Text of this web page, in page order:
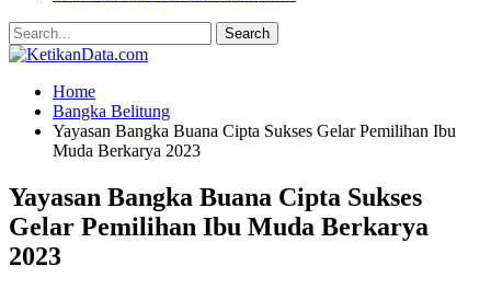
Home
Bangka Belitung
Yayasan Bangka Buana Cipta Sukses Gelar Pemilihan Ibu
Muda Berkarya 2023
Yayasan Bangka Buana Cipta Sukses
Gelar Pemilihan Ibu Muda Berkarya
2023